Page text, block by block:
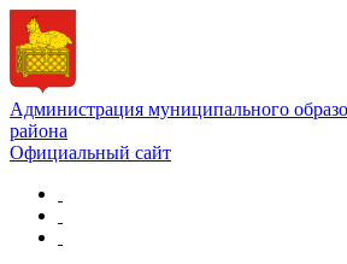
Администрация муниципального
района
Официальный сайт